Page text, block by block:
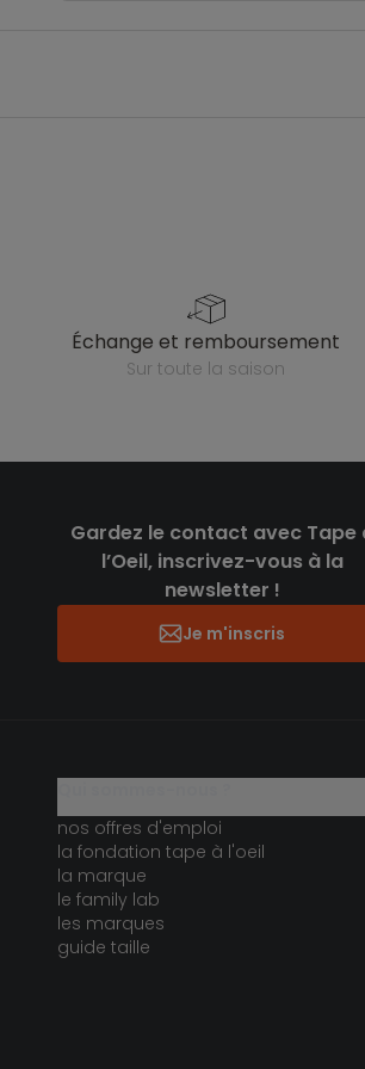
échange et remboursement
sur toute la saison
Gardez le contact avec Tape
l’Oeil, inscrivez-vous à la
newsletter !
Je m'inscris
nos offres d'emploi
la fondation tape à l'oeil
la marque
le family lab
les marques
guide taille